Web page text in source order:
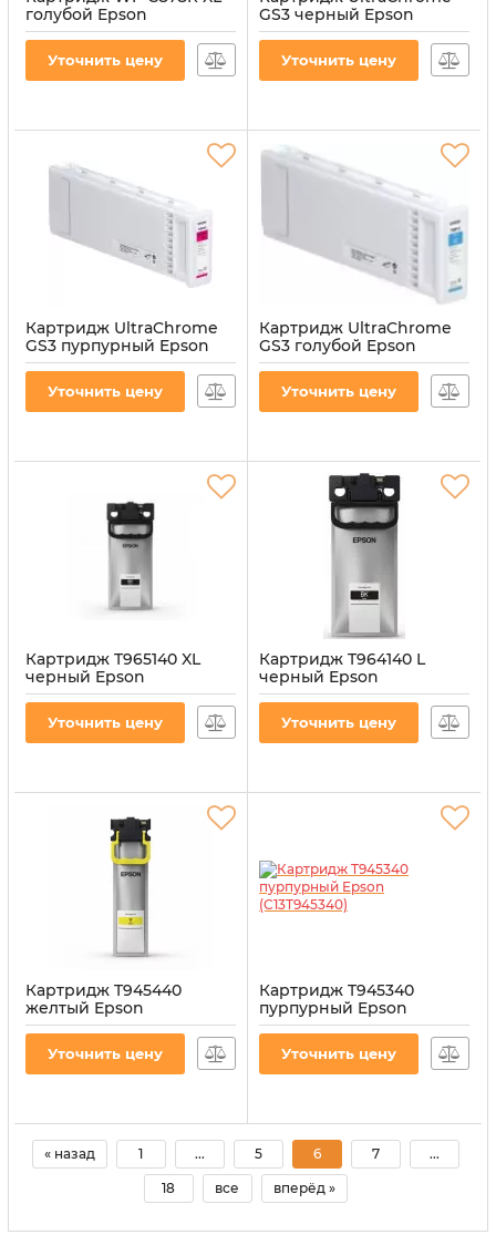
голубой Epson
(C13T05A200)
Артикул:
Уточнить цену
GS3 черный Epson
(C13T891100)
Артикул:
Уточнить цену
Картридж UltraChrome
GS3 пурпурный Epson
(C13T891300)
Артикул:
Уточнить цену
Картридж UltraChrome
GS3 голубой Epson
(C13T891200)
Артикул:
Уточнить цену
Картридж T965140 XL
черный Epson
(C13T965140)
Артикул:
Уточнить цену
Картридж T964140 L
черный Epson
(C13T964140)
Артикул:
Уточнить цену
Картридж T945440
желтый Epson
(C13T945440)
Артикул:
Уточнить цену
Картридж T945340
пурпурный Epson
(C13T945340)
Артикул:
Уточнить цену
« назад 1 ... 5 6 7 ...
18 все вперёд »